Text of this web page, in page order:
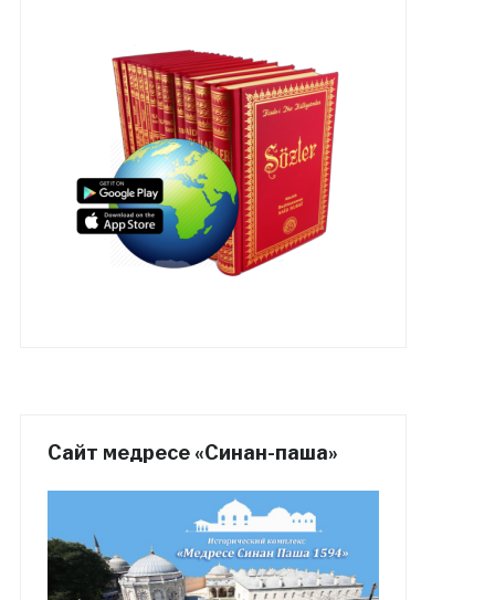
Сайт медресе «Синан-паша»